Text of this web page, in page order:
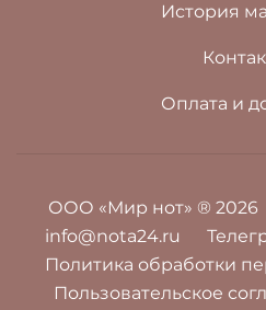
История
Оплата и
ООО «Мир нот» ® 2026
info@nota24.ru
Политика обработки
Пользовательское